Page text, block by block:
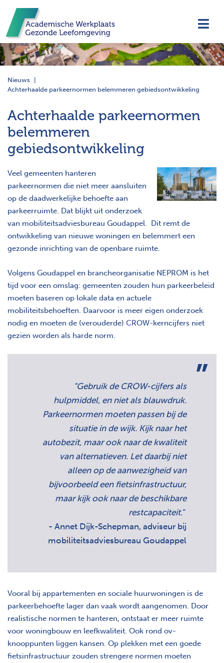
Nieuws
Achterhaalde parkeernormen belemmeren gebiedsontwikkeling
Achterhaalde parkeernormen
belemmeren
gebiedsontwikkeling
Veel gemeenten hanteren
parkeernormen die niet meer aansluiten
op de daadwerkelijke behoefte aan
parkeerruimte. Dat blijkt uit onderzoek
van mobiliteitsadviesbureau Goudappel. Dit remt de
ontwikkeling van nieuwe woningen en belemmert een
gezonde inrichting van de openbare ruimte.
Volgens Goudappel en brancheorganisatie NEPROM is het
tijd voor een omslag: gemeenten zouden hun parkeerbeleid
moeten baseren op lokale data en actuele
mobiliteitsbehoeften. Daarvoor is meer eigen onderzoek
nodig en moeten de (verouderde) CROW-kerncijfers niet
gezien worden als harde norm.
“Gebruik de CROW-cijfers als
hulpmiddel, en niet als blauwdruk.
Parkeernormen moeten passen bij de
situatie in de wijk. Kijk naar het
autobezit, maar ook naar de kwaliteit
van alternatieven. Let daarbij niet
alleen op de aanwezigheid van
bijvoorbeeld een fietsinfrastructuur,
maar kijk ook naar de beschikbare
restcapaciteit.”
- Annet Dijk-Schepman, adviseur bij
mobiliteitsadviesbureau Goudappel
Vooral bij appartementen en sociale huurwoningen is de
parkeerbehoefte lager dan vaak wordt aangenomen. Door
realistische normen te hanteren, ontstaat er meer ruimte
voor woningbouw en leefkwaliteit. Ook rond ov-
knooppunten liggen kansen. Op plekken met een goede
fietsinfrastructuur zouden strengere normen moeten